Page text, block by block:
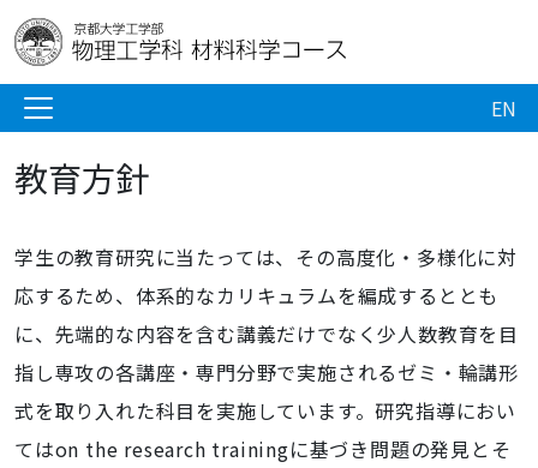
EN
教育方針
学生の教育研究に当たっては、その高度化・多様化に対
応するため、体系的なカリキュラムを編成するととも
に、先端的な内容を含む講義だけでなく少人数教育を目
指し専攻の各講座・専門分野で実施されるゼミ・輪講形
式を取り入れた科目を実施しています。研究指導におい
てはon the research trainingに基づき問題の発見とそ